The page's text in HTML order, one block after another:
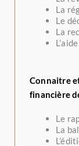
La
Le
La
Connaitre
financière
Le
La